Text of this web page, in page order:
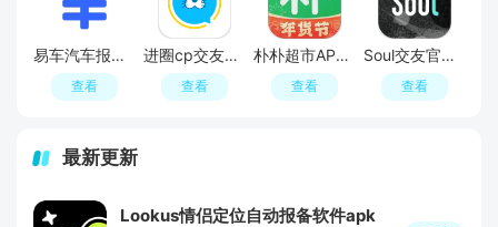
易车汽车报价APP官方正版
查看
进圈cp交友软件手机版
查看
朴朴超市APP最新版本
查看
Soul交友官方APP最新版
查看
最新更新
Lookus情侣定位自动报备软件apk